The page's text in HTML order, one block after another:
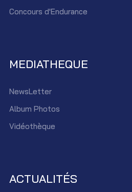
Concours d'Endurance
MEDIATHEQUE
NewsLetter
Album Photos
Vidéothèque
ACTUALITÉS